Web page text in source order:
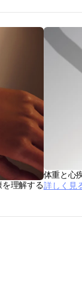
を理解する
体重と心
詳しく見